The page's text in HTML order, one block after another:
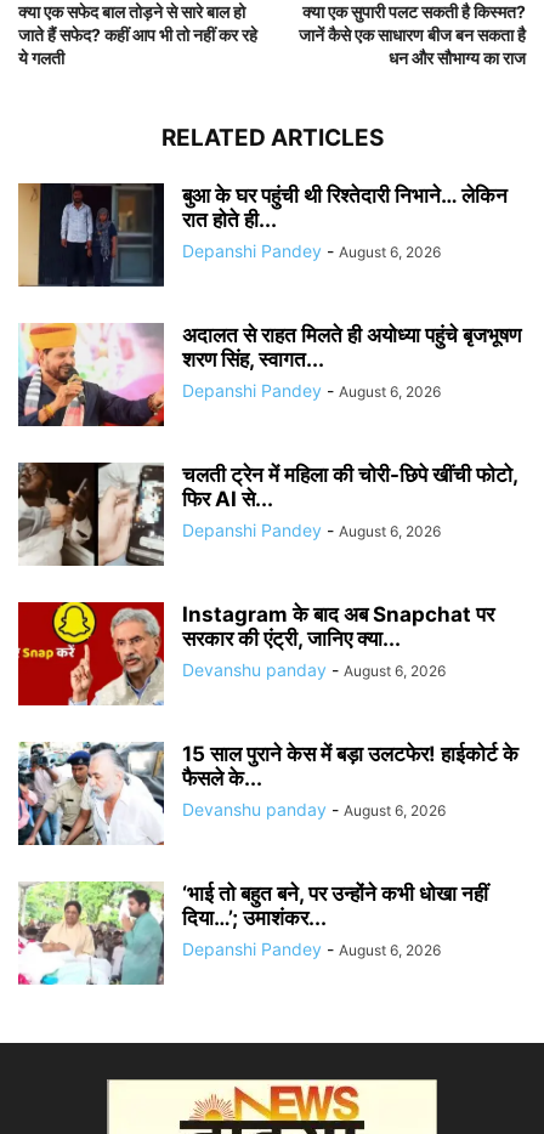
क्या एक सफेद बाल तोड़ने से सारे बाल हो
जाते हैं सफेद? कहीं आप भी तो नहीं कर रहे
ये गलती
क्या एक सुपारी पलट सकती है किस्मत?
जानें कैसे एक साधारण बीज बन सकता है
धन और सौभाग्य का राज
RELATED ARTICLES
बुआ के घर पहुंची थी रिश्तेदारी निभाने… लेकिन
रात होते ही...
Depanshi Pandey - August 6, 2026
अदालत से राहत मिलते ही अयोध्या पहुंचे बृजभूषण
शरण सिंह, स्वागत...
Depanshi Pandey - August 6, 2026
चलती ट्रेन में महिला की चोरी-छिपे खींची फोटो,
फिर AI से...
Depanshi Pandey - August 6, 2026
Instagram के बाद अब Snapchat पर
सरकार की एंट्री, जानिए क्या...
Devanshu panday - August 6, 2026
15 साल पुराने केस में बड़ा उलटफेर! हाईकोर्ट के
फैसले के...
Devanshu panday - August 6, 2026
‘भाई तो बहुत बने, पर उन्होंने कभी धोखा नहीं
दिया…’; उमाशंकर...
Depanshi Pandey - August 6, 2026